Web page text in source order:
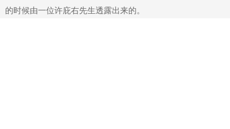
的时候由一位许庇右先生透露出来的。